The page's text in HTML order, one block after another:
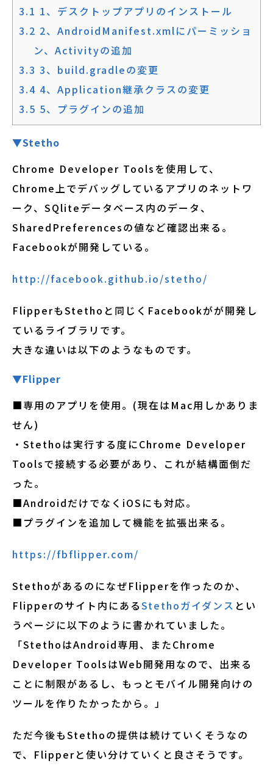
3.1 1、デスクトップアプリのインストール
3.2 2、AndroidManifest.xmlにパーミッショ
ン、Activityの追加
3.3 3、build.gradleの変更
3.4 4、Application継承クラスの変更
3.5 5、プラグインの追加
▼Stetho
Chrome Developer Toolsを使用して、
Chrome上でデバッグしているアプリのネットワ
ーク、SQliteデータベース内のデータ、
SharedPreferencesの値など確認出来る。
Facebookが開発している。
http://facebook.github.io/stetho/
FlipperもStethoと同じくFacebookがが開発し
ているライブラリです。
大きな違いは以下のようなものです。
▼Flipper
■専用のアプリを使用。(現在はMac用しかありま
せん)
・Stethoは実行する度にChrome Developer
Toolsで接続する必要があり、これが結構面倒だ
った。
■AndroidだけでなくiOSにも対応。
■プラグインを追加して機能を拡張出来る。
https://fbflipper.com/
StethoがあるのになぜFlipperを作ったのか、
Flipperのサイト内にあるStethoガイダンス とい
うページに以下のように書かれていました。
「StethoはAndroid専用、またChrome
Developer ToolsはWeb開発用なので、出来る
ことに制限があるし、もっとモバイル開発向けの
ツールを作りたかったから。」
ただ今後もStethoの提供は続けていくそうなの
で、Flipperと使い分けていくと良さそうです。